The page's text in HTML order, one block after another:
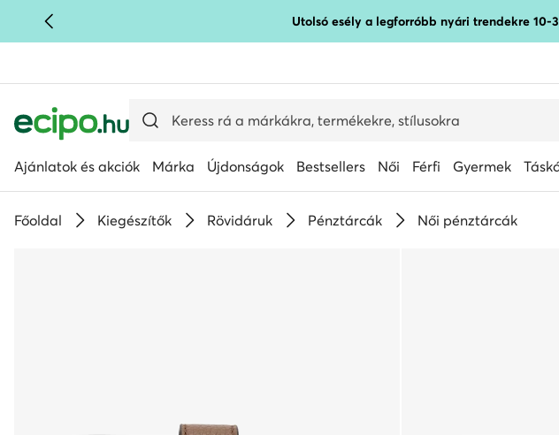
UGRÁS A FŐ TARTALOMRA Utolsó esély a legforróbb nyári trendekre 10-
Ajánlatok és akciók Márka Újdonságok Bestsellers Női Férfi Gyermek
Főoldal Kiegészítők Rövidáruk Pénztárcák Női pénztárcák